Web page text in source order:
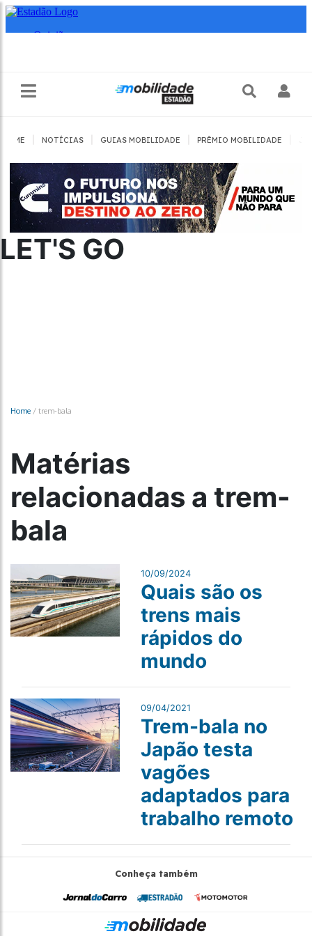
HOME NOTÍCIAS GUIAS MOBILIDADE PRÊMIO MOBILIDADE
LET'S GO
Home / trem-bala
Matérias
relacionadas a trem-
bala
10/09/2024
Quais são os
trens mais
rápidos do
mundo
09/04/2021
Trem-bala no
Japão testa
vagões
adaptados para
trabalho remoto
Conheça também